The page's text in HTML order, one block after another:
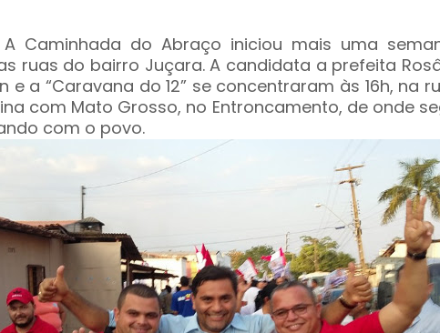
– A Caminhada do Abraço iniciou mais uma
ruas do bairro Juçara. A candidata a prefeita
e a “Caravana do 12” se concentraram às 16h, na
com Mato Grosso, no Entroncamento, de onde
com o povo.